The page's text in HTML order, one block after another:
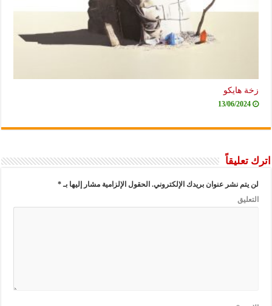
زخة هايكو
13/06/2024
اترك تعليقاً
لن يتم نشر عنوان بريدك الإلكتروني. الحقول الإلزامية مشار إليها بـ*
التعليق